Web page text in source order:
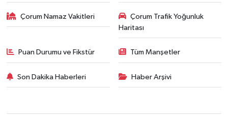
Çorum Namaz Vakitleri
Çorum Trafik Yoğunluk
Haritası
Puan Durumu ve Fikstür Tüm Manşetler
Son Dakika Haberleri Haber Arşivi